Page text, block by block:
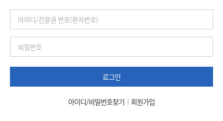
로그인
아이디/비밀번호찾기 회원가입